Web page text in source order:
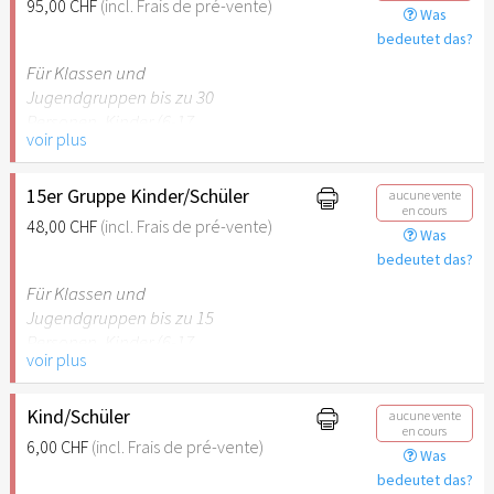
empfehlenswert.
95,00 CHF (incl. Frais de pré-vente)
Was
bedeutet das?
Für Klassen und
Jugendgruppen bis zu 30
Jahre) oder Schüler mit
Schülerausweis inklusive 2
erwachsene
Begleitpersonen.
Jahren ist der Ostergarten
Stuttgart nicht
voir plus
15er Gruppe Kinder/Schüler
48,00 CHF (incl. Frais de pré-vente)
aucune vente
en cours
Was
bedeutet das?
Für Klassen und
Jugendgruppen bis zu 15
Jahre) oder Schüler mit
Schülerausweis inklusive 1
erwachsene Begleitperson.
Hinweis: Für Kinder unter 6
voir plus
Kind/Schüler
6,00 CHF (incl. Frais de pré-vente)
aucune vente
en cours
Was
bedeutet das?